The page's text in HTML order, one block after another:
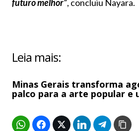
futuro melhor”, concluiu Nayara.
Leia mais:
Minas Gerais transforma
palco para a arte popular e